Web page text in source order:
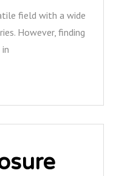
field with a wide
However, finding